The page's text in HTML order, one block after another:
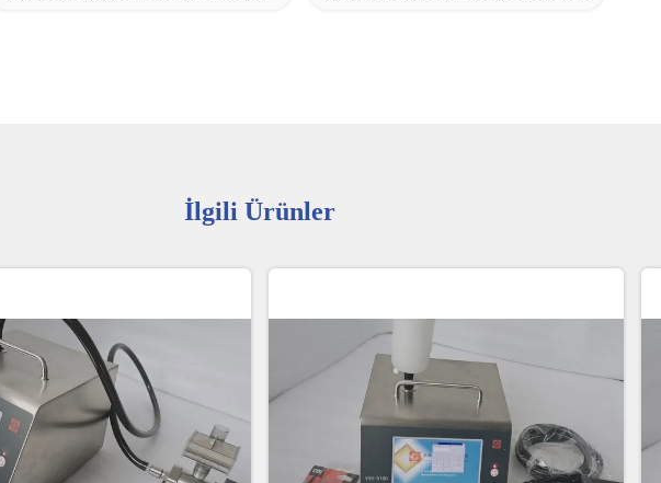
İlgili Ürünler